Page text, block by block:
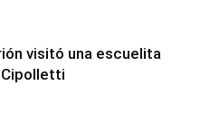
visitó una escuelita